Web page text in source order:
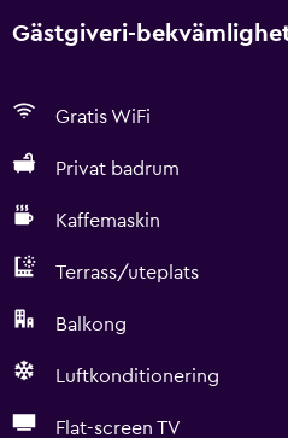
Gästgiveri-
Gratis WiFi
Privat badrum
Kaffemaskin
Terrass/uteplats
Balkong
Luftkonditionering
Flat-screen TV